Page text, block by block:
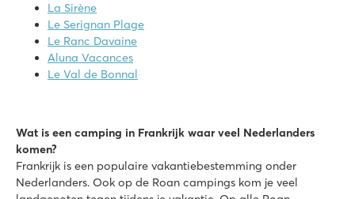
La Sirène
Le Serignan Plage
Le Ranc Davaine
Aluna Vacances
Le Val de Bonnal
Wat is een camping in Frankrijk waar veel Nederlanders
komen?
Frankrijk is een populaire vakantiebestemming onder
Nederlanders. Ook op de Roan campings kom je veel